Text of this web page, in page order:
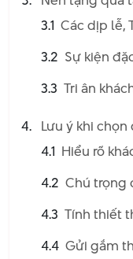
dịp nào?
3.1 Các dịp lễ,
3.2 Sự kiện
3.3 Tri ân
Lưu ý khi
4.1 Hiểu rõ
4.2 Chú trọng
4.3 Tính thiết
4.4 Gửi gắm